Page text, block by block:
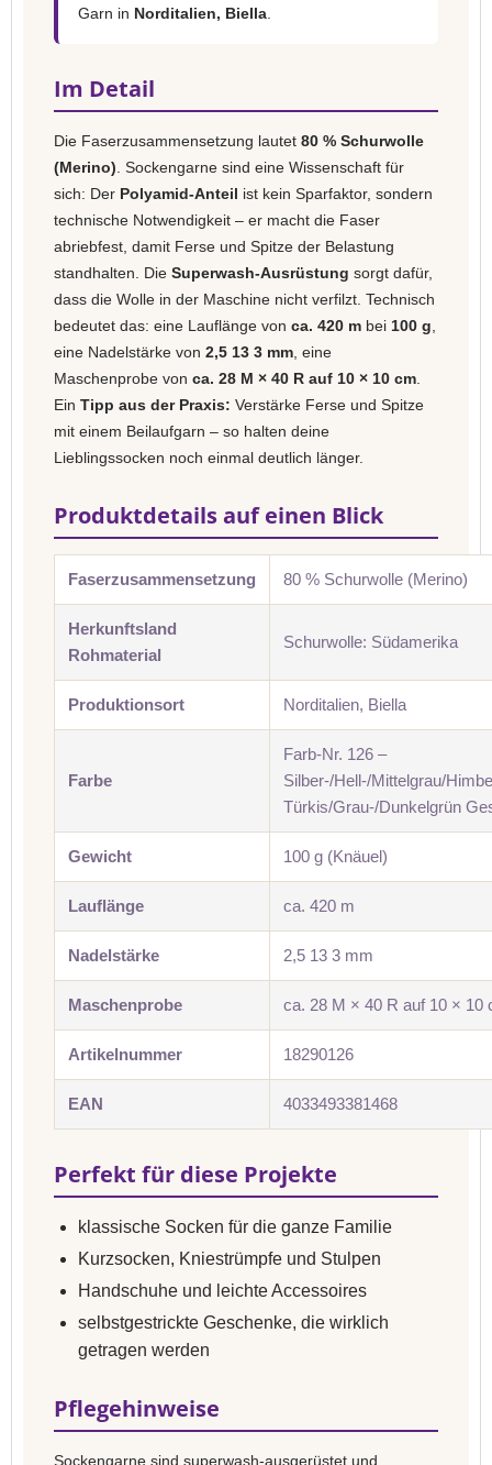
Garn in Norditalien, Biella
Im Detail
Die Faserzusammensetzung lautet 80 % Schurwolle
(Merino) . Sockengarne sind eine Wissenschaft für
sich: Der Polyamid-Anteil ist kein Sparfaktor, sondern
technische Notwendigkeit – er macht die Faser
abriebfest, damit Ferse und Spitze der Belastung
standhalten. Die Superwash-Ausrüstung sorgt dafür,
dass die Wolle in der Maschine nicht verfilzt. Technisch
bedeutet das: eine Lauflänge von ca. 420 m bei 100 g
eine Nadelstärke von 2,5 13 3 mm , eine
Maschenprobe von ca. 28 M × 40 R auf 10 × 10 cm
Ein Tipp aus der Praxis: Verstärke Ferse und Spitze
mit einem Beilaufgarn – so halten deine
Lieblingssocken noch einmal deutlich länger.
Produktdetails auf einen Blick
Faserzusammensetzung 80 % Schurwolle (Merino)
Herkunftsland
Rohmaterial
Schurwolle: Südamerika
Produktionsort Norditalien, Biella
Farbe
Farb-Nr. 126 –
Silber-/Hell-/Mittelgrau/
Türkis/Grau-/Dunkelgrün
Gewicht 100 g (Knäuel)
Lauflänge ca. 420 m
Nadelstärke 2,5 13 3 mm
Maschenprobe ca. 28 M × 40 R auf 10 × 10
Artikelnummer 18290126
EAN 4033493381468
Perfekt für diese Projekte
klassische Socken für die ganze Familie
Kurzsocken, Kniestrümpfe und Stulpen
Handschuhe und leichte Accessoires
selbstgestrickte Geschenke, die wirklich
getragen werden
Pflegehinweise
Sockengarne sind superwash-ausgerüstet und